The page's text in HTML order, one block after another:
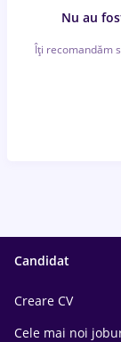
Nu au
Îți recomandăm
Candidat
Creare CV
Cele mai noi